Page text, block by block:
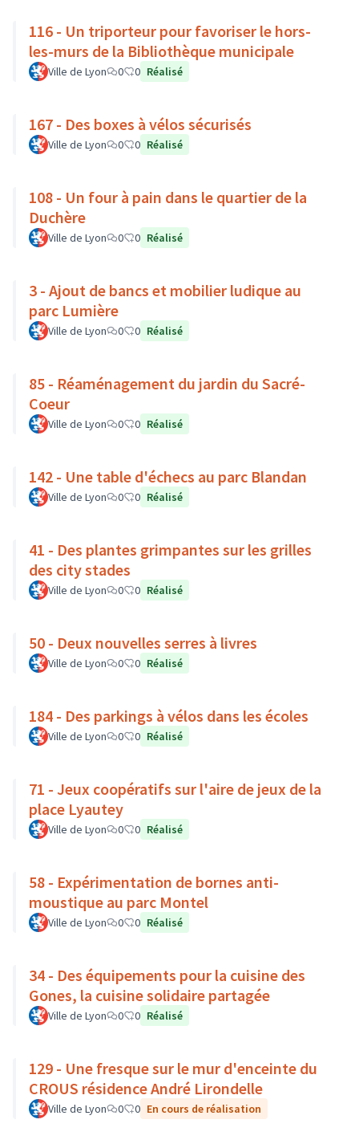
116 - Un triporteur pour favoriser le hors-
les-murs de la Bibliothèque municipale
Ville de Lyon 0 0 Réalisé
167 - Des boxes à vélos sécurisés
Ville de Lyon 0 0 Réalisé
108 - Un four à pain dans le quartier de la
Duchère
Ville de Lyon 0 0 Réalisé
3 - Ajout de bancs et mobilier ludique au
parc Lumière
Ville de Lyon 0 0 Réalisé
85 - Réaménagement du jardin du Sacré-
Coeur
Ville de Lyon 0 0 Réalisé
142 - Une table d'échecs au parc Blandan
Ville de Lyon 0 0 Réalisé
41 - Des plantes grimpantes sur les grilles
des city stades
Ville de Lyon 0 0 Réalisé
50 - Deux nouvelles serres à livres
Ville de Lyon 0 0 Réalisé
184 - Des parkings à vélos dans les écoles
Ville de Lyon 0 0 Réalisé
71 - Jeux coopératifs sur l'aire de jeux de la
place Lyautey
Ville de Lyon 0 0 Réalisé
58 - Expérimentation de bornes anti-
moustique au parc Montel
Ville de Lyon 0 0 Réalisé
34 - Des équipements pour la cuisine des
Gones, la cuisine solidaire partagée
Ville de Lyon 0 0 Réalisé
129 - Une fresque sur le mur d'enceinte du
CROUS résidence André Lirondelle
Ville de Lyon 0 0 En cours de réalisation